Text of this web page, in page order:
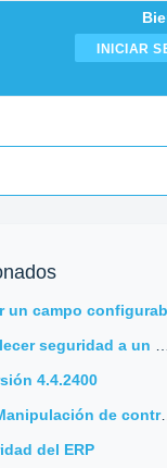
INICIAR
un campo
4.4.2400
Codificación: Manipulación de controles en frmPedidos
del ERP